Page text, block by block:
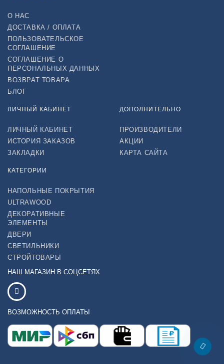
О НАС
ДОСТАВКА / ОПЛАТА
ПОЛЬЗОВАТЕЛЬСКОЕ
СОГЛАШЕНИЕ
СОГЛАШЕНИЕ О
ПЕРСОНАЛЬНЫХ ДАННЫХ
ВОЗВРАТ ТОВАРА
БЛОГ
ЛИЧНЫЙ КАБИНЕТ
ЛИЧНЫЙ КАБИНЕТ
ИСТОРИЯ ЗАКАЗОВ
ЗАКЛАДКИ
ДОПОЛНИТЕЛЬНО
ПРОИЗВОДИТЕЛИ
АКЦИИ
КАРТА САЙТА
КАТЕГОРИИ
НАПОЛЬНЫЕ ПОКРЫТИЯ
ULTRAWOOD
ДЕКОРАТИВНЫЕ
ЭЛЕМЕНТЫ
ДВЕРИ
СВЕТИЛЬНИКИ
СТРОЙТОВАРЫ
НАШ МАГАЗИН В СОЦСЕТЯХ
ВОЗМОЖНОСТЬ ОПЛАТЫ